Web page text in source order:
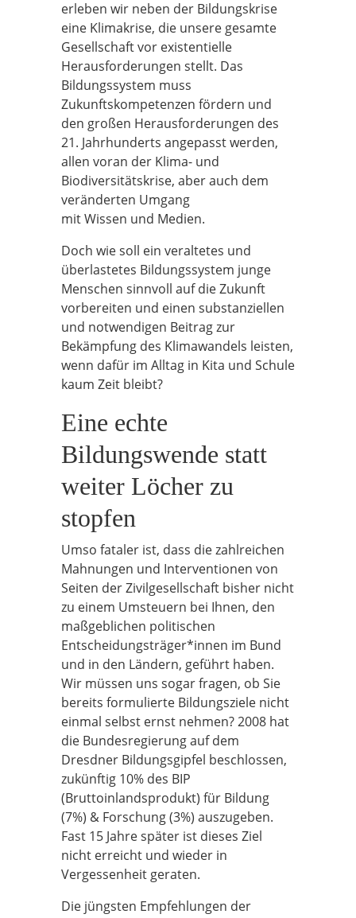
erleben wir neben der Bildungskrise
eine Klimakrise, die unsere gesamte
Gesellschaft vor existentielle
Herausforderungen stellt. Das
Bildungssystem muss
Zukunftskompetenzen fördern und
den großen Herausforderungen des
21. Jahrhunderts angepasst werden,
allen voran der Klima- und
Biodiversitätskrise, aber auch dem
veränderten Umgang
mit Wissen und Medien.
Doch wie soll ein veraltetes und
überlastetes Bildungssystem junge
Menschen sinnvoll auf die Zukunft
vorbereiten und einen substanziellen
und notwendigen Beitrag zur
Bekämpfung des Klimawandels leisten,
wenn dafür im Alltag in Kita und Schule
kaum Zeit bleibt?
Eine echte
Bildungswende statt
weiter Löcher zu
stopfen
Umso fataler ist, dass die zahlreichen
Mahnungen und Interventionen von
Seiten der Zivilgesellschaft bisher nicht
zu einem Umsteuern bei Ihnen, den
maßgeblichen politischen
Entscheidungsträger*innen im Bund
und in den Ländern, geführt haben.
Wir müssen uns sogar fragen, ob Sie
bereits formulierte Bildungsziele nicht
einmal selbst ernst nehmen? 2008 hat
die Bundesregierung auf dem
Dresdner Bildungsgipfel beschlossen,
zukünftig 10% des BIP
(Bruttoinlandsprodukt) für Bildung
(7%) & Forschung (3%) auszugeben.
Fast 15 Jahre später ist dieses Ziel
nicht erreicht und wieder in
Vergessenheit geraten.
Die jüngsten Empfehlungen der